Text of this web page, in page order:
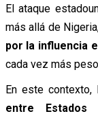
El ataque
más allá de
por la influencia
cada vez más
En este
entre